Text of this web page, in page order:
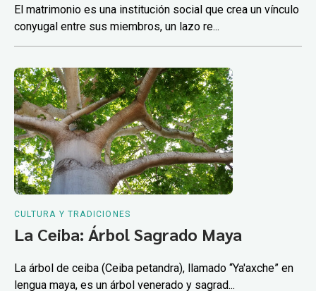
El matrimonio es una institución social que crea un vínculo
conyugal entre sus miembros, un lazo re...
CULTURA Y TRADICIONES
La Ceiba: Árbol Sagrado Maya
La árbol de ceiba (Ceiba petandra), llamado “Ya'axche” en
lengua maya, es un árbol venerado y sagrad...